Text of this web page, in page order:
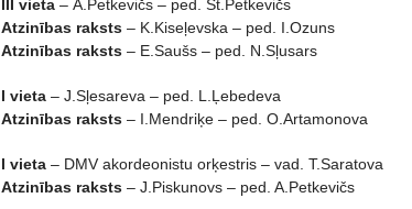
III vieta – Ā.Petkevičs – ped. St.Petkevičs
Atzinības raksts – K.Kiseļevska – ped. I.Ozuns
Atzinības raksts – E.Saušs – ped. N.Sļusars
I vieta – J.Sļesareva – ped. L.Ļebedeva
Atzinības raksts – I.Mendriķe – ped. O.Artamonova
I vieta – DMV akordeonistu orķestris – vad. T.Saratova
Atzinības raksts – J.Piskunovs – ped. A.Petkevičs